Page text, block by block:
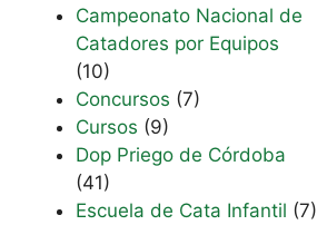
Campeonato Nacional de
Catadores por Equipos
(10)
Concursos (7)
Cursos (9)
Dop Priego de Córdoba
(41)
Escuela de Cata Infantil (7)